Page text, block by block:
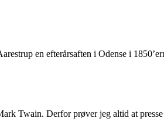
en efterårsaften i Odense i
Twain. Derfor prøver jeg altid at